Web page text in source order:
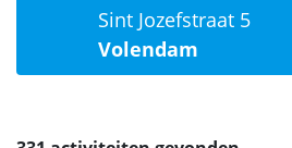
Sint Jozefstraat 5
Volendam